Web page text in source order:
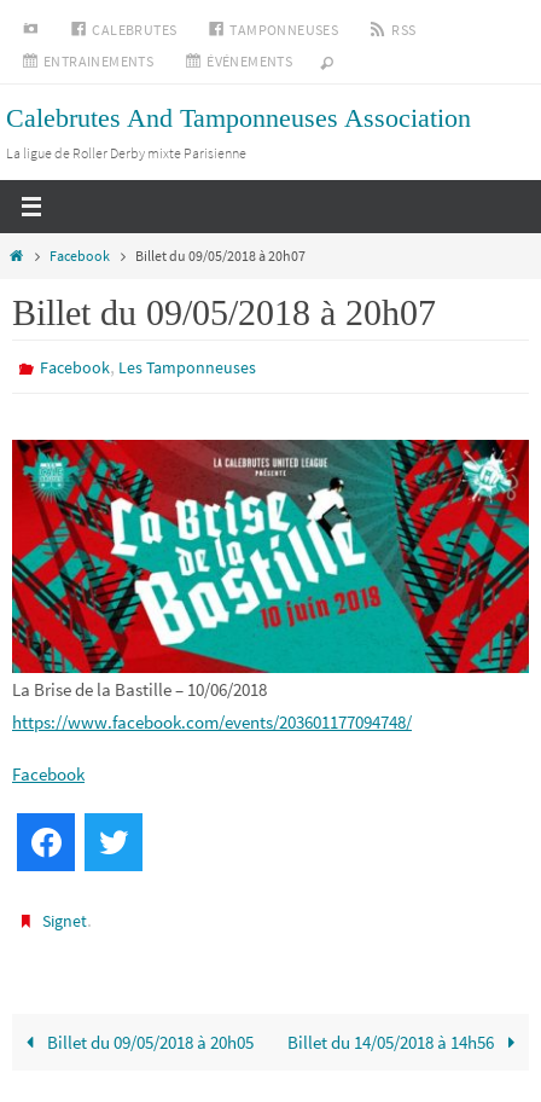
Passer
vers
contenu
INSTAGRAMCALEBRUTES TAMPONNEUSES
RSS
ENTRAINEMENTS
ÉVÉNEMENTS
Calebrutes And Tamponneuses Association
La ligue de Roller Derby mixte Parisienne
HomeFacebook Billet du 09/05/2018 à 20h07
Billet du 09/05/2018 à 20h07
Facebook, Les Tamponneuses
La Brise de la Bastille – 10/06/2018
https://www.facebook.com/events/203601177094748/
Facebook
Facebook
Signet.
Billet du 09/05/2018 à 20h05 Billet du 14/05/2018 à 14h56